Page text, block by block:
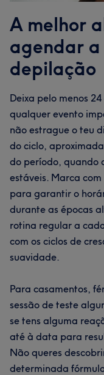
A melhor
agendar a
depilação
Deixa pelo menos
qualquer evento
não estrague o teu
do ciclo,
do período, quando
estáveis. Marca
para garantir o
durante as épocas
rotina regular a
com os ciclos de
suavidade.
Para casamentos,
sessão de teste
se tens alguma
até à data para
Não queres
determinada